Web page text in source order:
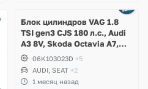
Блок цилиндров VAG 1.8
TSI gen3 CJS 180 л.с., Audi
A3 8V, Skoda Octavia A7,
Superb, Volkswagen Passat
B8, Golf VII Alltrack, Seat
Leon
06K103023D +5
AUDI, SEAT +2
1 месяц назад